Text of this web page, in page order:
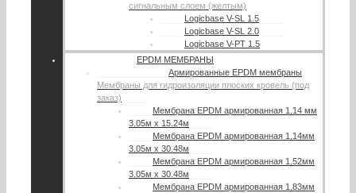
сигнальным слоем (желтым)
Logicbase V-SL 1.5
Logicbase V-SL 2.0
Logicbase V-PT 1.5
EPDM МЕМБРАНЫ
Армированные EPDM мембраны
Мембраны для гидроизоляции плоских кровель (под
заказ)
Мембрана EPDM армированная 1.14 мм
3.05м х 15.24м
Мембрана EPDM армированная 1.14мм
3.05м х 30.48м
Мембрана EPDM армированная 1.52мм
3.05м х 30.48м
Мембрана EPDM армированная 1.83мм